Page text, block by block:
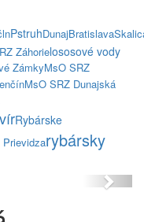
PstruhDunajBratislava
Záhorielososové vody
ZámkyMsO SRZ
MsO SRZ Dunajská
Rybárske
rybársky
Next